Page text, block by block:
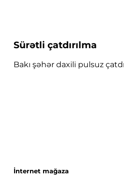
Sürətli çatdırılma
Bakı şəhər daxili pulsuz
İnternet mağaza